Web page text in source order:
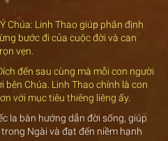
Chúa: Linh Thao giúp phân định
bước đi của cuộc đời và can
vẹn.
đến sau cùng mà mỗi con người
bên Chúa. Linh Thao chính là con
với mục tiêu thiêng liêng ấy.
la bàn hướng dẫn đời sống, giúp
Ngài và đạt đến niềm hạnh